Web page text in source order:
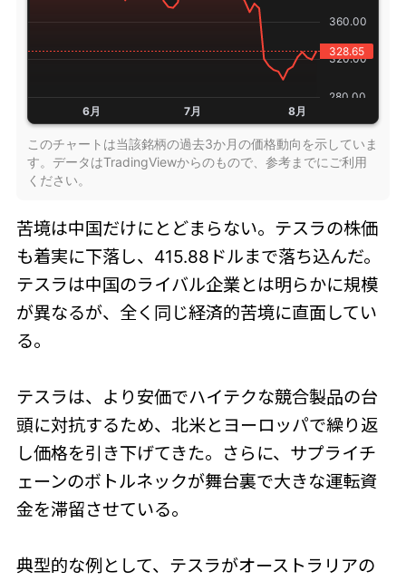
このチャートは当該銘柄の過去3か月の価格動向を示していま
す。データはTradingViewからのもので、参考までにご利用
ください。
苦境は中国だけにとどまらない。テスラの株価
も着実に下落し、415.88ドルまで落ち込んだ。
テスラは中国のライバル企業とは明らかに規模
が異なるが、全く同じ経済的苦境に直面してい
る。
テスラは、より安価でハイテクな競合製品の台
頭に対抗するため、北米とヨーロッパで繰り返
し価格を引き下げてきた。さらに、サプライチ
ェーンのボトルネックが舞台裏で大きな運転資
金を滞留させている。
典型的な例として、テスラがオーストラリアの